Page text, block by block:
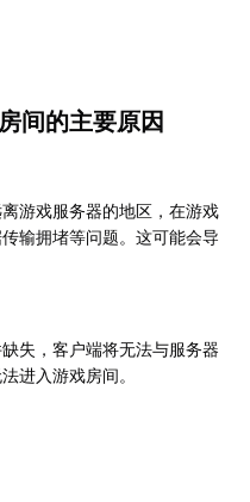
间的主要原因
游戏服务器的地区，在游戏
输拥堵等问题。这可能会导
失，客户端将无法与服务器
进入游戏房间。